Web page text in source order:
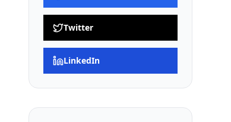
Twitter
LinkedIn